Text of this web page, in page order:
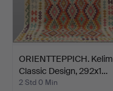
ORIENTTEPPICH. Kelim
Classic Design, 292x1…
2 Std 0 Min